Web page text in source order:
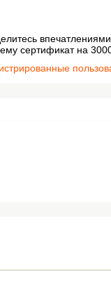
сертификат на